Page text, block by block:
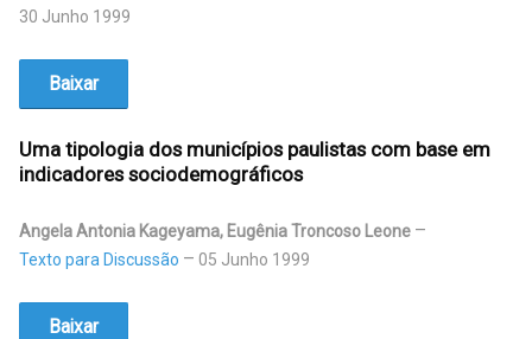
30 Junho 1999
Baixar
Uma tipologia dos municípios paulistas com base em
indicadores sociodemográficos
Angela Antonia Kageyama, Eugênia Troncoso Leone
Texto para Discussão
05 Junho 1999
Baixar